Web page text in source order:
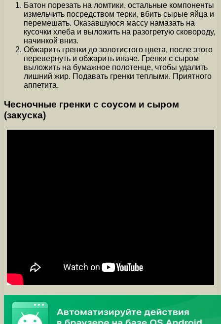
Батон порезать на ломтики, остальные компоненты
измельчить посредством терки, вбить сырые яйца и
перемешать. Оказавшуюся массу намазать на
кусочки хлеба и выложить на разогретую сковороду,
начинкой вниз.
Обжарить гренки до золотистого цвета, после этого
перевернуть и обжарить иначе. Гренки с сыром
выложить на бумажное полотенце, чтобы удалить
лишний жир. Подавать гренки теплыми. Приятного
аппетита.
Чесночные гренки с соусом и сыром
(закуска)